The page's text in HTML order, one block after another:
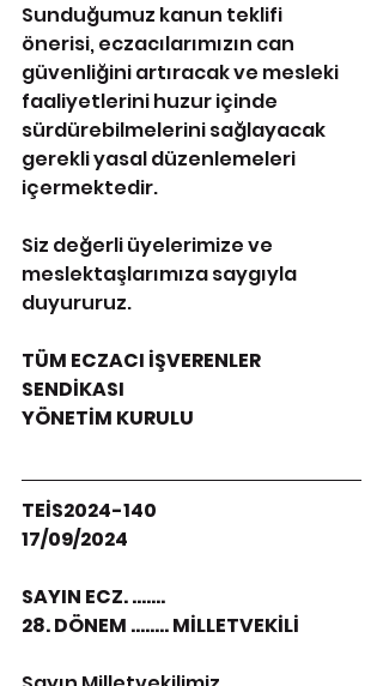
Sunduğumuz kanun teklifi
önerisi, eczacılarımızın can
güvenliğini artıracak ve mesleki
faaliyetlerini huzur içinde
sürdürebilmelerini sağlayacak
gerekli yasal düzenlemeleri
içermektedir.
Siz değerli üyelerimize ve
meslektaşlarımıza saygıyla
duyururuz.
TÜM ECZACI İŞVERENLER
SENDİKASI
YÖNETİM KURULU
TEİS2024-140
17/09/2024
SAYIN ECZ. …….
28. DÖNEM …….. MİLLETVEKİLİ